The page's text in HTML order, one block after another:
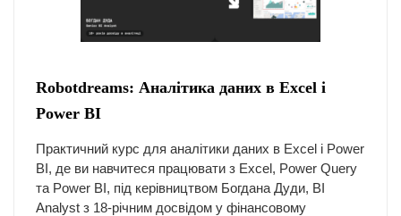
Robotdreams: Аналітика даних в Excel і
Power BI
Практичний курс для аналітики даних в Excel і Power
BI, де ви навчитеся працювати з Excel, Power Query
та Power BI, під керівництвом Богдана Дуди, BI
Analyst з 18-річним досвідом у фінансовому